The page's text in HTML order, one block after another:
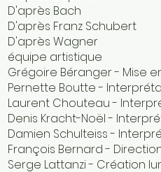
D'après Bach
D'après Franz Schubert
D'après Wagner
équipe artistique
Grégoire Béranger - Mise
Pernette Boutte -
Laurent Chouteau -
Denis Kracht-Noël -
Damien Schulteiss -
François Bernard -
Serge Lattanzi - Création